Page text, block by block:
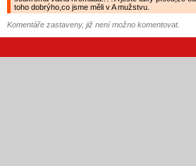
toho dobrýho,co jsme měli v A mužstvu.
Komentáře zastaveny, již není možno komentovat.